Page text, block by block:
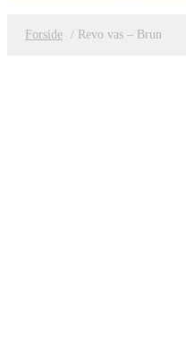
Forside / Revo vas – Brun